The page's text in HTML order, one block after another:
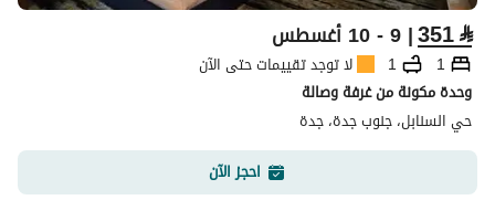
⃁
351| 9 - 10 أغسطس
1
1
لا توجد تقييمات حتى الآن
وحدة مكونة من غرفة وصالة
حي السنابل، جنوب جدة، جدة
احجز الآن